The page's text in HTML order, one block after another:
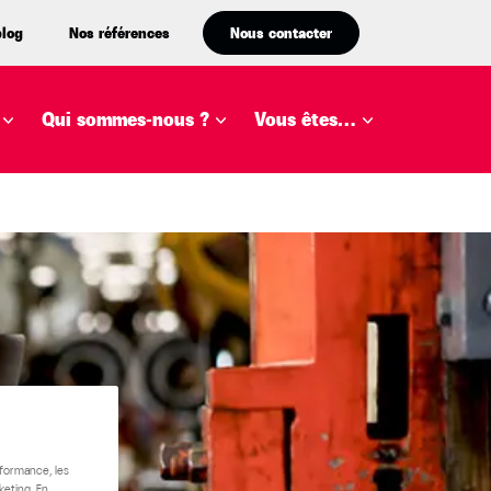
Nos références Nous contacter
Qui sommes-nous ? Vous êtes…
les